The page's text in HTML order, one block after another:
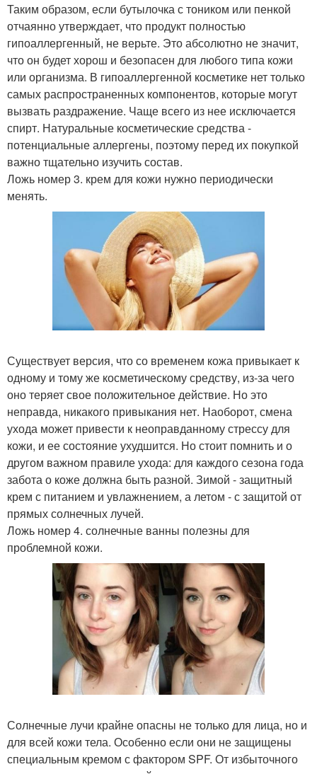
Таким образом, если бутылочка с тоником или пенкой
отчаянно утверждает, что продукт полностью
гипоаллергенный, не верьте. Это абсолютно не значит,
что он будет хорош и безопасен для любого типа кожи
или организма. В гипоаллергенной косметике нет только
самых распространенных компонентов, которые могут
вызвать раздражение. Чаще всего из нее исключается
спирт. Натуральные косметические средства -
потенциальные аллергены, поэтому перед их покупкой
важно тщательно изучить состав.
Ложь номер 3. крем для кожи нужно периодически
менять.
Существует версия, что со временем кожа привыкает к
одному и тому же косметическому средству, из-за чего
оно теряет свое положительное действие. Но это
неправда, никакого привыкания нет. Наоборот, смена
ухода может привести к неоправданному стрессу для
кожи, и ее состояние ухудшится. Но стоит помнить и о
другом важном правиле ухода: для каждого сезона года
забота о коже должна быть разной. Зимой - защитный
крем с питанием и увлажнением, а летом - с защитой от
прямых солнечных лучей.
Ложь номер 4. солнечные ванны полезны для
проблемной кожи.
Солнечные лучи крайне опасны не только для лица, но и
для всей кожи тела. Особенно если они не защищены
специальным кремом с фактором SPF. От избыточного